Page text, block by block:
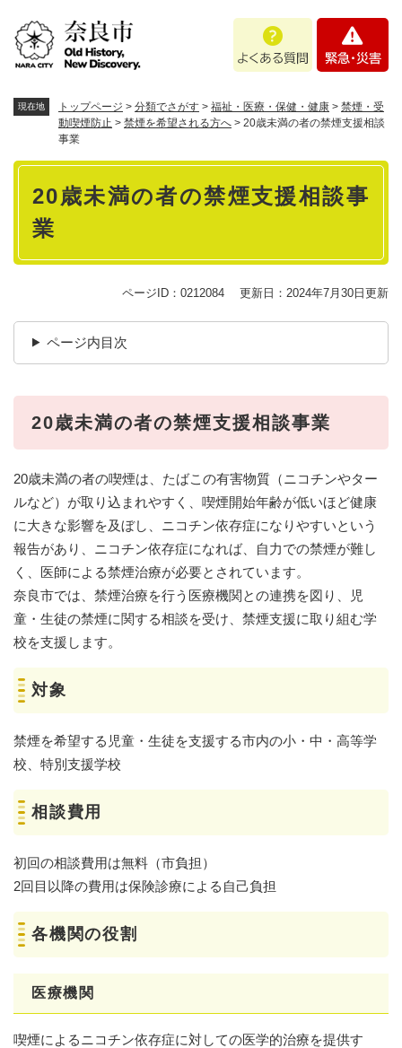
あ
問
・
現在地 トップページ > 分類でさがす > 福祉・医療・保健・健康 > 禁煙・受
動喫煙防止 > 禁煙を希望される方へ > 20歳未満の者の禁煙支援相談
事業
本
20歳未満の者の禁煙支援相談事
業
ページID：0212084 更新日：2024年7月30日更新
ページ内目次
20歳未満の者の禁煙支援相談事業
20歳未満の者の喫煙は、たばこの有害物質（ニコチンやター
ルなど）が取り込まれやすく、喫煙開始年齢が低いほど健康
に大きな影響を及ぼし、ニコチン依存症になりやすいという
報告があり、ニコチン依存症になれば、自力での禁煙が難し
く、医師による禁煙治療が必要とされています。
奈良市では、禁煙治療を行う医療機関との連携を図り、児
童・生徒の禁煙に関する相談を受け、禁煙支援に取り組む学
校を支援します。
対象
禁煙を希望する児童・生徒を支援する市内の小・中・高等学
校、特別支援学校
相談費用
初回の相談費用は無料（市負担）
2回目以降の費用は保険診療による自己負担
各機関の役割
医療機関
喫煙によるニコチン依存症に対しての医学的治療を提供す